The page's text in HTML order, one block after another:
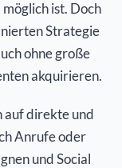
ist. Doch
Strategie
ohne große
akquirieren.
auf direkte und
Anrufe oder
und Social